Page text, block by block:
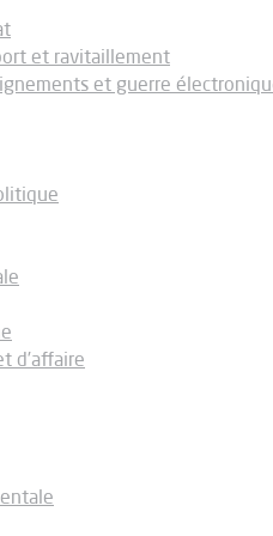
et ravitaillement
et guerre
d’affaire